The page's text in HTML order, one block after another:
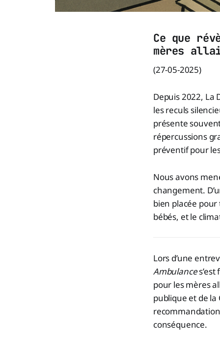
Ce que
mères
(27-05-2025)
Depuis 2022, La
les reculs
présente
répercussions
préventif pour
Nous avons
changement.
bien placée
bébés, et le
Lors d’une
Ambulance
pour les mères
publique et de la
conséquence.